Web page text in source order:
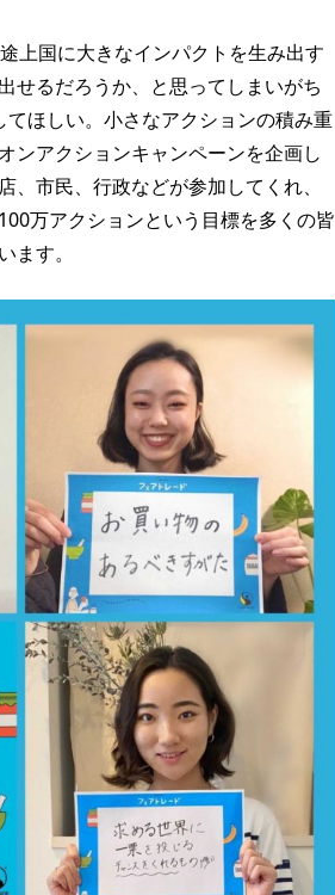
上国に大きなインパクトを生み出す
せるだろうか、と思ってしまいがち
ほしい。小さなアクションの積み重
ンアクションキャンペーンを企画し
市民、行政などが参加してくれ、
万アクションという目標を多くの皆
す。